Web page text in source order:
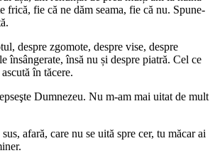
frică, fie că ne dăm seama, fie că nu. Spune-
despre zgomote, despre vise, despre
însângerate, însă nu și despre piatră. Cel ce
în tăcere.
Dumnezeu. Nu m-am mai uitat de mult
afară, care nu se uită spre cer, tu măcar ai